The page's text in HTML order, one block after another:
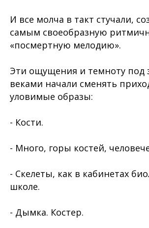
И все молча в такт стучали,
самым своеобразную
«посмертную мелодию».
Эти ощущения и темноту под
веками начали сменять
уловимые образы:
- Кости.
- Много, горы костей,
- Скелеты, как в кабинетах
школе.
- Дымка. Костер.